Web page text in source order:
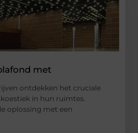
met
ontdekken het cruciale
in hun ruimtes.
oplossing met een